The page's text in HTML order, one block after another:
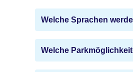
Welche Sprachen
Welche